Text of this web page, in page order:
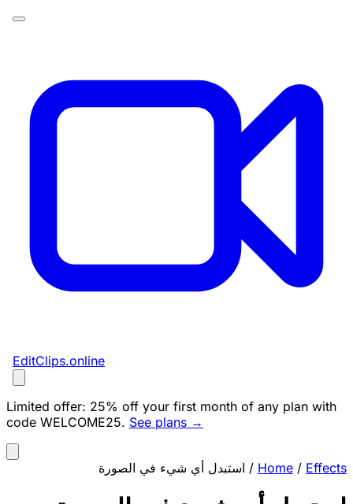
EditClips.online
Limited offer: 25% off your first month of any plan with
code WELCOME25. See plans →
Home / Effects
/ استبدل أي شيء في الصورة